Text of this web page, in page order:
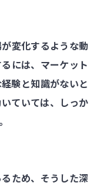
変化するような動
には、マーケット
験と知識がないと
ていては、しっか
ため、そうした深